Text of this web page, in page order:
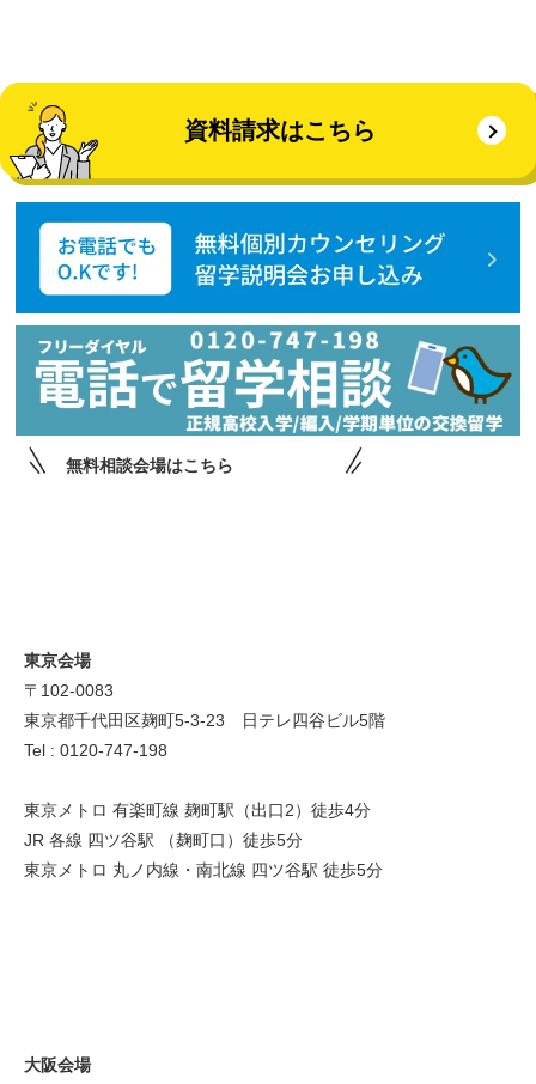
資料請求はこちら
無料相談会場はこちら
東京会場
〒102-0083
東京都千代田区麹町5-3-23 日テレ四谷ビル5階
Tel : 0120-747-198
東京メトロ 有楽町線 麹町駅（出口2）徒歩4分
JR 各線 四ツ谷駅 （麹町口）徒歩5分
東京メトロ 丸ノ内線・南北線 四ツ谷駅 徒歩5分
大阪会場